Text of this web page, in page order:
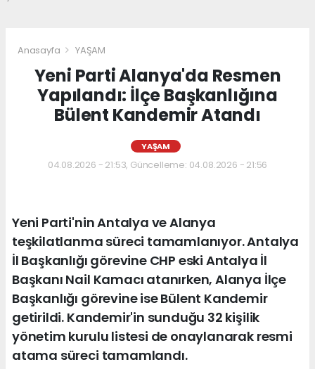
Anasayfa YAŞAM
Yeni Parti Alanya'da Resmen
Yapılandı: İlçe Başkanlığına
Bülent Kandemir Atandı
YAŞAM
04.08.2026 - 21:53, Güncelleme: 04.08.2026 - 21:56
Yeni Parti'nin Antalya ve Alanya
teşkilatlanma süreci tamamlanıyor. Antalya
İl Başkanlığı görevine CHP eski Antalya İl
Başkanı Nail Kamacı atanırken, Alanya İlçe
Başkanlığı görevine ise Bülent Kandemir
getirildi. Kandemir'in sunduğu 32 kişilik
yönetim kurulu listesi de onaylanarak resmi
atama süreci tamamlandı.